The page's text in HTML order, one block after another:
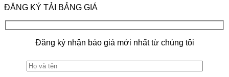
ĐĂNG KÝ TẢI BẢNG GIÁ
Đăng ký nhận báo giá mới nhất từ chúng tôi